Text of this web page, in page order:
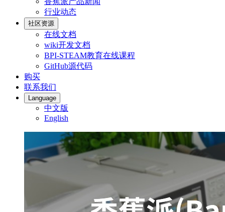
行业动态
社区资源
在线文档
wiki开发文档
BPI-STEAM教育在线课程
GitHub源代码
购买
联系我们
Language
中文版
English